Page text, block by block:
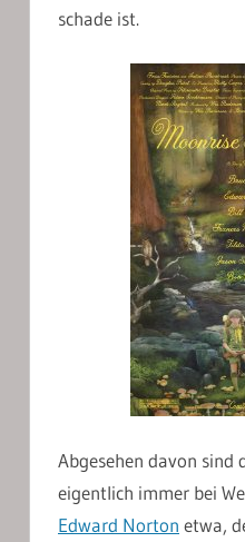
schade ist.
Abgesehen davon sind
eigentlich immer bei
Edward Norton etwa,